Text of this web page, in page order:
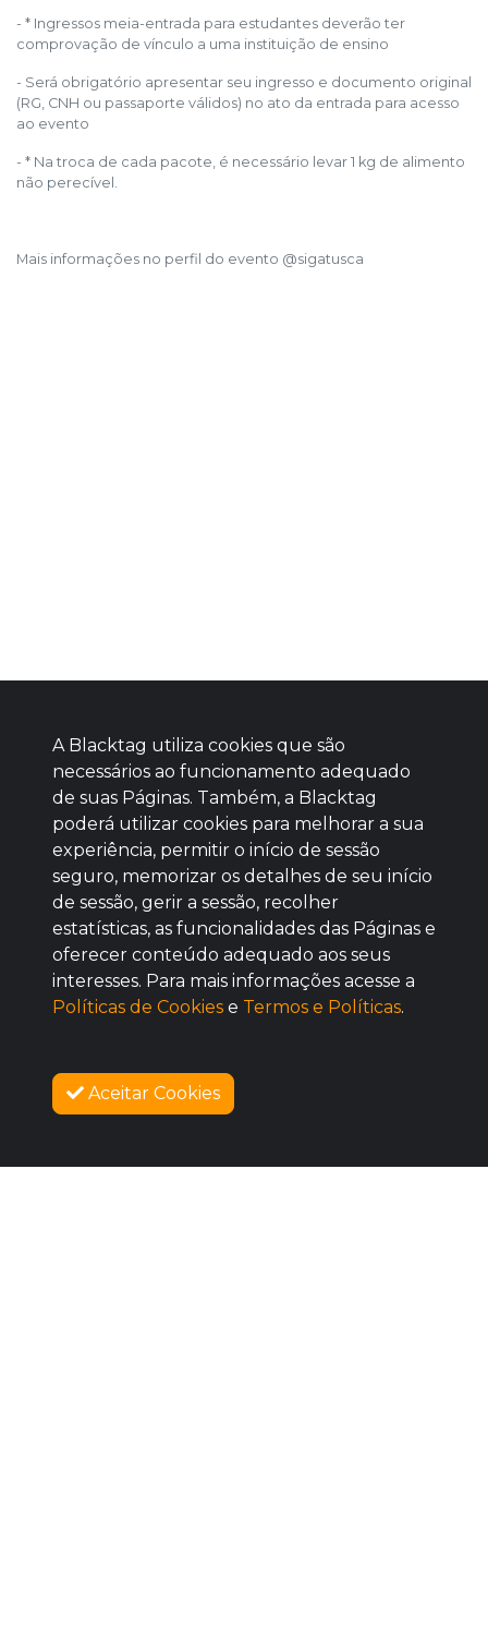
- * Ingressos meia-entrada para estudantes deverão ter
comprovação de vínculo a uma instituição de ensino
- Será obrigatório apresentar seu ingresso e documento original
(RG, CNH ou passaporte válidos) no ato da entrada para acesso
ao evento
- * Na troca de cada pacote, é necessário levar 1 kg de alimento
não perecível.
Mais informações no perfil do evento @sigatusca
Baixe agora nosso app
SOBRE NÓS
A Blacktag utiliza cookies que são
necessários ao funcionamento adequado
de suas Páginas. Também, a Blacktag
poderá utilizar cookies para melhorar a sua
experiência, permitir o início de sessão
seguro, memorizar os detalhes de seu início
de sessão, gerir a sessão, recolher
estatísticas, as funcionalidades das Páginas e
oferecer conteúdo adequado aos seus
interesses. Para mais informações acesse a
Políticas de Cookies e Termos e Políticas.
Aceitar Cookies